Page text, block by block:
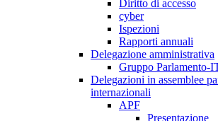
Diritto di accesso
cyber
Ispezioni
Rapporti annuali
Delegazione amministrativa
Gruppo Parlamento-
Delegazioni in assemblee
internazionali
APF
Presentazione